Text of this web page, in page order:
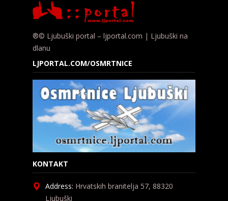
®© Ljubuški portal – ljportal.com | Ljubuški na
dlanu
LJPORTAL.COM/OSMRTNICE
KONTAKT
Address: Hrvatskih branitelja 57, 88320
Ljubuški